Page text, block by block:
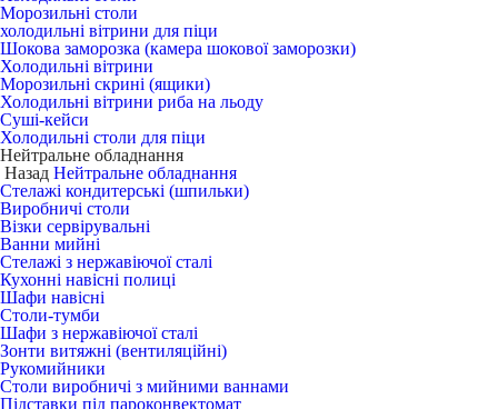
Морозильні столи
холодильні вітрини для піци
Шокова заморозка (камера шокової заморозки)
Холодильні вітрини
Морозильні скрині (ящики)
Холодильні вітрини риба на льоду
Суші-кейси
Холодильні столи для піци
Нейтральне обладнання
Назад Нейтральне обладнання
Стелажі кондитерські (шпильки)
Виробничі столи
Візки сервірувальні
Ванни мийні
Стелажі з нержавіючої сталі
Кухонні навісні полиці
Шафи навісні
Столи-тумби
Шафи з нержавіючої сталі
Зонти витяжні (вентиляційні)
Рукомийники
Столи виробничі з мийними ваннами
Підставки під пароконвектомат